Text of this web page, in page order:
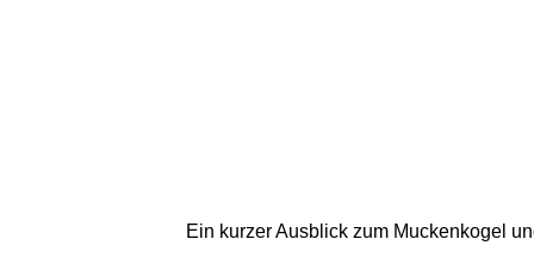
Ein kurzer Ausblick zum Muckenkogel